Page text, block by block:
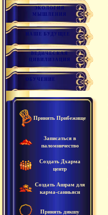
ЭКОЛОГИЯ
МЫШЛЕНИЯ
НАШЕ БУДУЩЕЕ
ВЕДИЧЕСКАЯ
ЦИВИЛИЗАЦИЯ
ОБУЧЕНИЕ
Принять Прибежище
Записаться в
паломничество
Создать Дхарма
центр
Создать Ашрам для
карма-санньяси
Принять дикшу